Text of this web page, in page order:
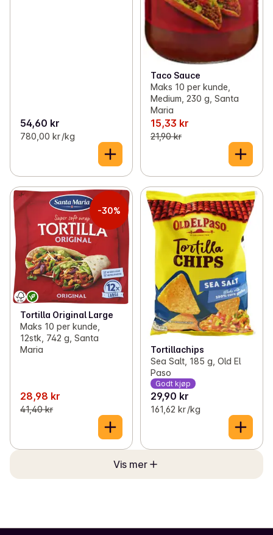
54,60 kr
780,00 kr /kg
Taco Sauce
Maks 10 per kunde,
Medium, 230 g, Santa
Maria
15,33 kr
21,90 kr
-30%
Tortilla Original Large
Maks 10 per kunde,
12stk, 742 g, Santa
Maria
28,98 kr
41,40 kr
Tortillachips
Sea Salt, 185 g, Old El
Paso
Godt kjøp
29,90 kr
161,62 kr /kg
Vis mer